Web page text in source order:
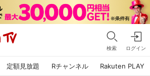
検索 ログイン
定額見放題 Rチャンネル Rakuten PLAY